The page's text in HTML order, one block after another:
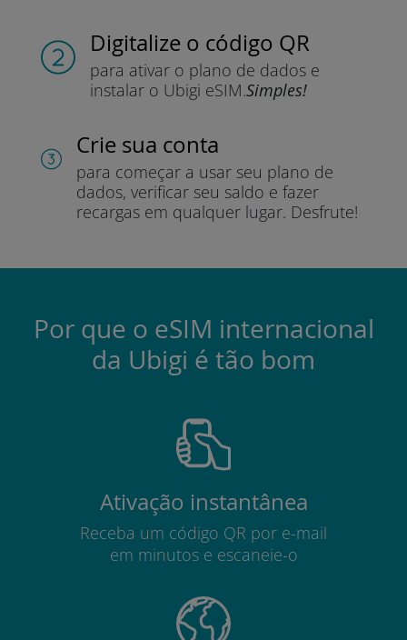
Digitalize o código QR
para ativar o plano de dados e
instalar o Ubigi eSIM.Simples!
Crie sua conta
para começar a usar seu plano de
dados, verificar seu saldo e fazer
recargas em qualquer lugar. Desfrute!
Por que o eSIM internacional
da Ubigi é tão bom
Ativação instantânea
Receba um código QR por e-mail
em minutos e escaneie-o